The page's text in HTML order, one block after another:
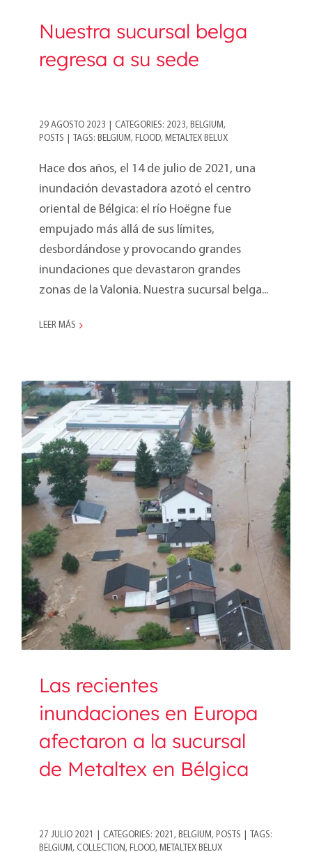
Nuestra sucursal belga
regresa a su sede
29 AGOSTO 2023 CATEGORIES: 2023, BELGIUM,
POSTS
TAGS: BELGIUM, FLOOD, METALTEX BELUX
Hace dos años, el 14 de julio de 2021, una
inundación devastadora azotó el centro
oriental de Bélgica: el río Hoëgne fue
empujado más allá de sus límites,
desbordándose y provocando grandes
inundaciones que devastaron grandes
zonas de la Valonia. Nuestra sucursal belga...
LEER MÁS
Las recientes inundaciones en
Europa afectaron a la
sucursal de Metaltex en
Bélgica
Las recientes
inundaciones en Europa
afectaron a la sucursal
de Metaltex en Bélgica
27 JULIO 2021 CATEGORIES: 2021 , BELGIUM, POSTS
TAGS:
BELGIUM, COLLECTION, FLOOD, METALTEX BELUX